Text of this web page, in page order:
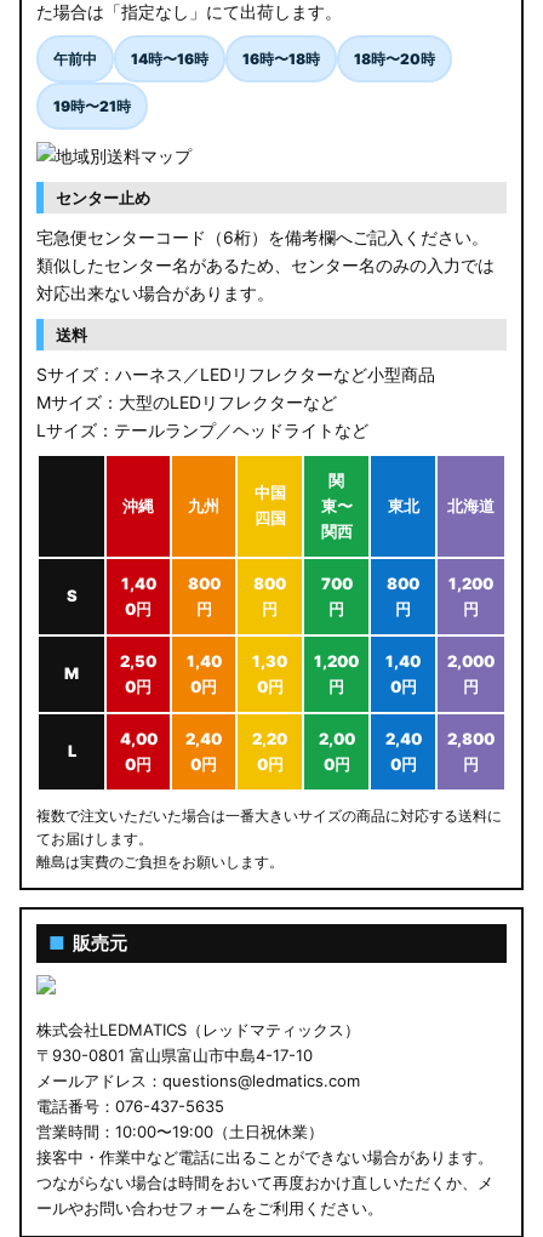
た場合は「指定なし」にて出荷します。
午前中 14時〜16時 16時〜18時 18時〜20時
19時〜21時
センター止め
宅急便センターコード（6桁）を備考欄へご記入ください。
類似したセンター名があるため、センター名のみの入力では
対応出来ない場合があります。
送料
Sサイズ：ハーネス／LEDリフレクターなど小型商品
Mサイズ：大型のLEDリフレクターなど
Lサイズ：テールランプ／ヘッドライトなど
沖縄 九州
中国
四国
関
東〜
関西
東北 北海道
S
1,40
0円
800
円
800
円
700
円
800
円
1,200
円
M
2,50
0円
1,40
0円
1,30
0円
1,200
円
1,40
0円
2,000
円
L
4,00
0円
2,40
0円
2,20
0円
2,00
0円
2,40
0円
2,800
円
複数で注文いただいた場合は一番大きいサイズの商品に対応する送料に
てお届けします。
離島は実費のご負担をお願いします。
■ 販売元
株式会社LEDMATICS（レッドマティックス）
〒930-0801 富山県富山市中島4-17-10
メールアドレス：questions@ledmatics.com
電話番号：076-437-5635
営業時間：10:00〜19:00（土日祝休業）
接客中・作業中など電話に出ることができない場合があります。
つながらない場合は時間をおいて再度おかけ直しいただくか、メ
ールやお問い合わせフォームをご利用ください。